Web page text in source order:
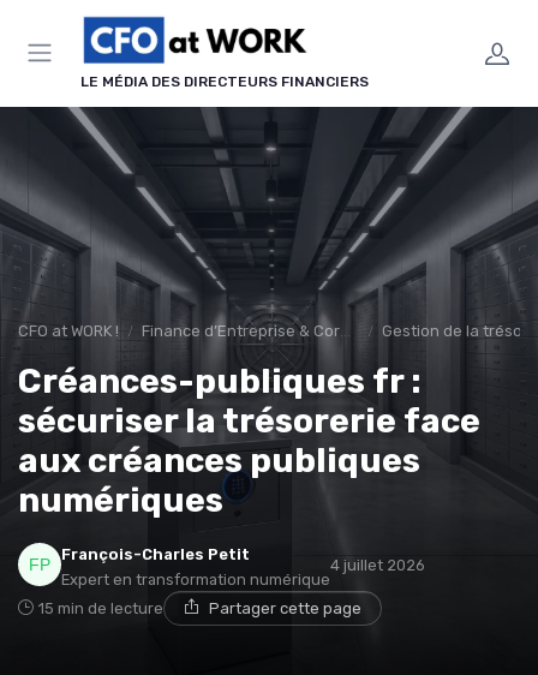
LE MÉDIA DES DIRECTEURS FINANCIERS
CFO at WORK ! Finance d’Entreprise & Corporate Finance Gestion de la
Créances-publiques fr :
sécuriser la trésorerie face
aux créances publiques
numériques
François-Charles Petit
Expert en transformation numérique
4 juillet 2026
15 min de lecture Partager cette page
Panneau de gestion des cookies